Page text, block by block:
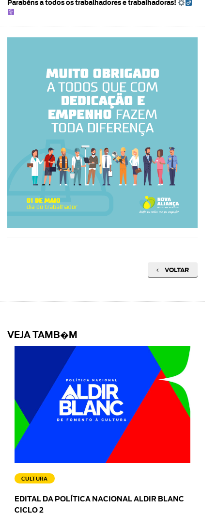
Parabéns a todos os trabalhadores e trabalhadoras!
VOLTAR
VEJA TAMB�M
CULTURA
EDITAL DA POLÍTICA NACIONAL ALDIR BLANC
CICLO 2